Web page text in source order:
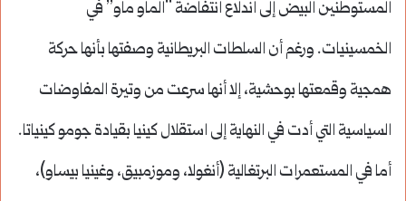
المستوطنين البيض إلى اندلاع انتفاضة “الماو ماو” في
الخمسينيات. ورغم أن السلطات البريطانية وصفتها بأنها حركة
همجية وقمعتها بوحشية، إلا أنها سرعت من وتيرة المفاوضات
السياسية التي أدت في النهاية إلى استقلال كينيا بقيادة جومو كينياتا.
أما في المستعمرات البرتغالية (أنغولا، وموزمبيق، وغينيا بيساو)،